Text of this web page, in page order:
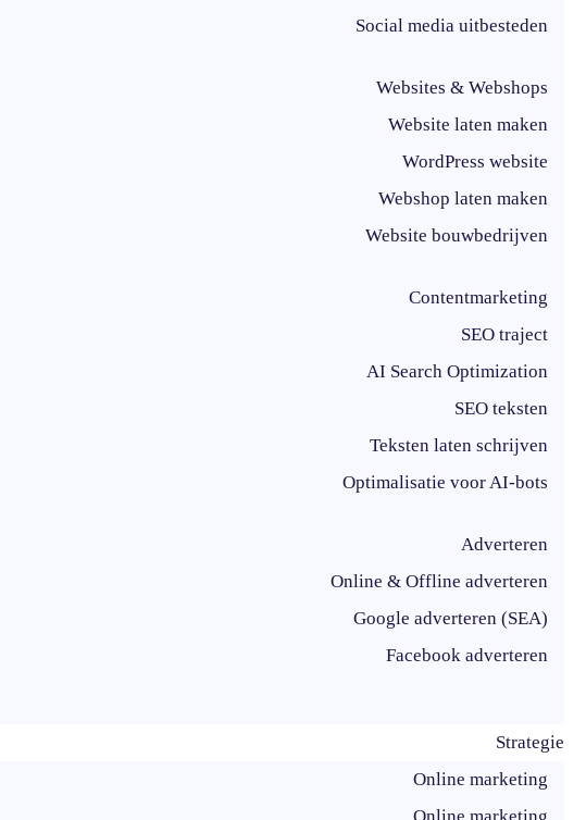
Social media uitbesteden
Websites & Webshops
Website laten maken
WordPress website
Webshop laten maken
Website bouwbedrijven
Contentmarketing
SEO traject
AI Search Optimization
SEO teksten
Teksten laten schrijven
Optimalisatie voor AI-bots
Adverteren
Online & Offline adverteren
Google adverteren (SEA)
Facebook adverteren
Strategie
Online marketing